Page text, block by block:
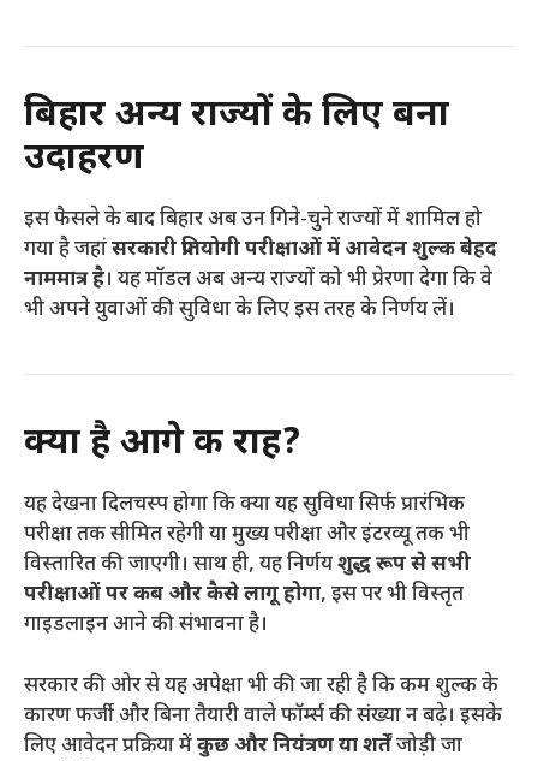
बिहार अन्य राज्यों के लिए बना
उदाहरण
इस फैसले के बाद बिहार अब उन गिने-चुने राज्यों में शामिल हो
गया है जहांसरकारी प्रतियोगी परीक्षाओं में आवेदन शुल्क बेहद
नाममात्र है। यह मॉडल अब अन्य राज्यों को भी प्रेरणा देगा कि वे
भी अपने युवाओं की सुविधा के लिए इस तरह के निर्णय लें।
क्या है आगे की राह?
यह देखना दिलचस्प होगा कि क्या यह सुविधा सिर्फ प्रारंभिक
परीक्षा तक सीमित रहेगी या मुख्य परीक्षा और इंटरव्यू तक भी
विस्तारित की जाएगी। साथ ही, यह निर्णयशुद्ध रूप से सभी
परीक्षाओं पर कब और कैसे लागू होगा, इस पर भी विस्तृत
गाइडलाइन आने की संभावना है।
सरकार की ओर से यह अपेक्षा भी की जा रही है कि कम शुल्क के
कारण फर्जी और बिना तैयारी वाले फॉर्म्स की संख्या न बढ़े। इसके
लिए आवेदन प्रक्रिया मेंकुछ और नियंत्रण या शर्तेंजोड़ी जा